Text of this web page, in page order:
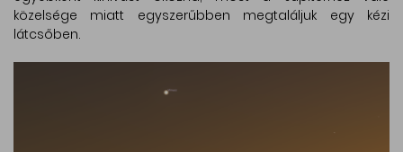
közelsége miatt egyszerűbben megtaláljuk egy kézi
látcsőben.